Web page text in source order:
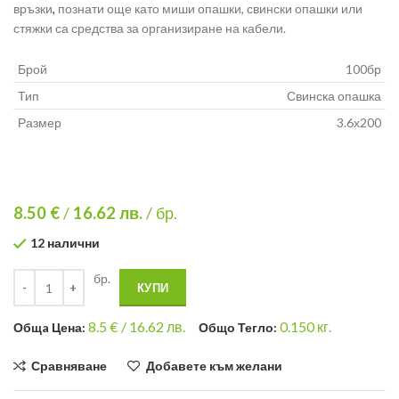
връзки, познати още като миши опашки, свински опашки или
стяжки са средства за организиране на кабели.
Брой
100бр
Тип
Свинска опашка
Размер
3.6х200
8.50 €/ 16.62 лв./ бр.
12 налични
бр.
КУПИ
Общa Цена: 8.5€ / 16.62 лв. Общо Тегло: 0.150кг.
Сравняване Добавете към желани